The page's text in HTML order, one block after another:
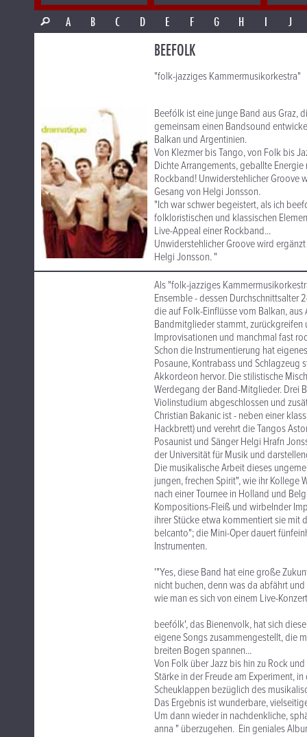
A
B C D E F G H I J
BEEFOLK
"folk-jazziges Kammermusikorkestra"
Beefólk ist eine junge Band aus Graz,
gemeinsam einen Bandsound
Balkan und Argentinien.
Von Klezmer bis Tango, von Folk bis
Dichte Arrangements, geballte
Rockband! Unwiderstehlicher Groove
Gesang von Helgi Jonsson.
"Ich war schwer begeistert, als ich
folkloristischen und klassischen
Live-Appeal einer Rockband...
Unwiderstehlicher Groove wird
Helgi Jonsson. "
Als "folk-jazziges
Ensemble - dessen Durchschnittsalter
die auf Folk-Einflüsse vom Balkan,
Bandmitglieder stammt,
Improvisationen und manchmal fast
Schon die Instrumentierung hat
Posaune, Kontrabass und
Akkordeon hervor. Die stilistische
Werdegang der Band-Mitglieder. Drei
Violinstudium abgeschlossen und
Christian Bakanic ist - neben einer
Hackbrett) und verehrt die Tangos
Posaunist und Sänger Helgi Hrafn
der Universität für Musik und
Die musikalische Arbeit dieses
jungen, frechen Spirit", wie ihr
nach einer Tournee in Holland und
Kompositions-Fleiß und wirbelnder
ihrer Stücke etwa kommentiert sie mit
belcanto"; die Mini-Oper dauert
Instrumenten.
'"Yes, diese Band hat eine große
nicht buchen, denn was da abfährt
wie man es sich von einem Live-
beefólk', das Bienenvolk, hat sich
eigene Songs zusammengestellt, die
breiten Bogen spannen...
Von Folk über Jazz bis hin zu Rock
Stärke in der Freude am Experiment,
Scheuklappen bezüglich des
Das Ergebnis ist wunderbare,
Um dann wieder in nachdenkliche,
anna " überzugehen. Ein geniales